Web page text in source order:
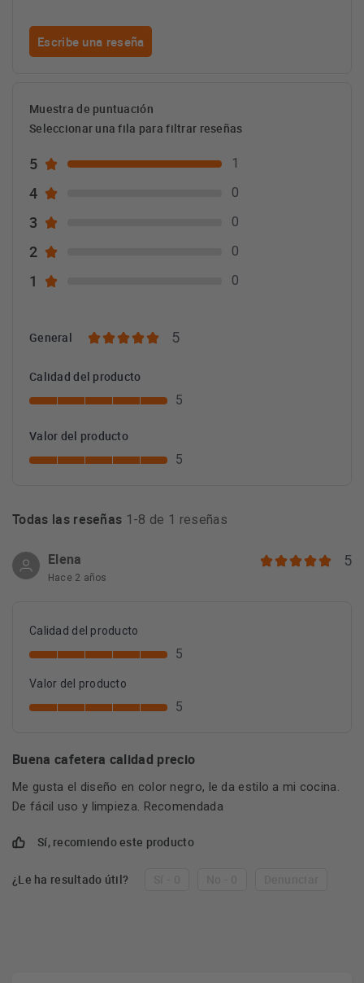
Escribe una reseña
Muestra de puntuación
Seleccionar una fila para filtrar reseñas
5 1
4 0
3 0
2 0
1 0
General 5
Calidad del producto
5
Valor del producto
5
Todas las reseñas 1-8 de 1 reseñas
Elena
Hace 2 años
5
Calidad del producto
5
Valor del producto
5
Buena cafetera calidad precio
Me gusta el diseño en color negro, le da estilo a mi cocina.
De fácil uso y limpieza. Recomendada
Sí, recomiendo este producto
¿Le ha resultado útil?